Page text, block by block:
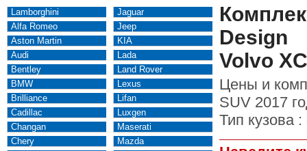
Lamborghini
Alfa Romeo
Aston Martin
Audi
Bentley
BMW
Brilliance
Cadillac
Changan
Chery
Jaguar
Jeep
KIA
Lada
Land Rover
Lexus
Lifan
Luxgen
Maserati
Mazda
Design
Volvo
Цены и
SUV 2017
Тип кузова :